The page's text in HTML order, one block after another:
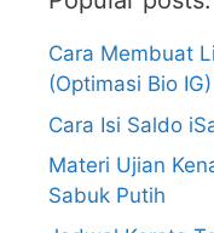
Cara Membuat
(Optimasi Bio IG)
Cara Isi Saldo
Materi Ujian
Sabuk Putih